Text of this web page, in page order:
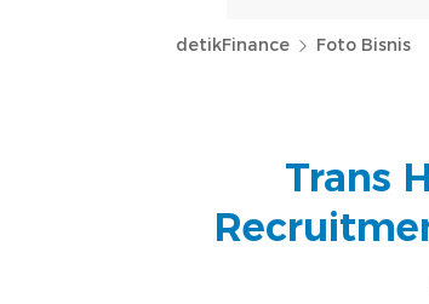
detikFinance Foto Bisnis
Trans